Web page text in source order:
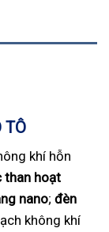
TÔ
khí hỗn
than hoạt
nano; đèn
không khí